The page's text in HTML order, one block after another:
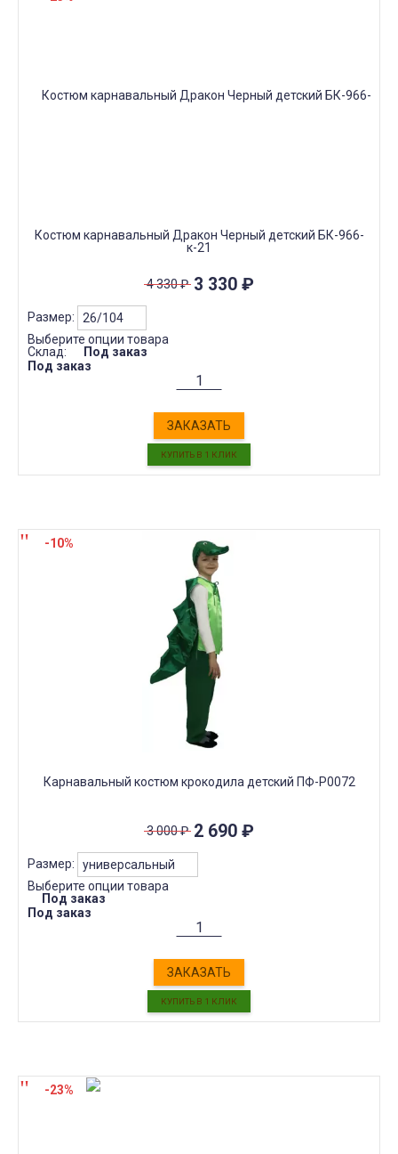
Костюм карнавальный Дракон Черный детский БК-966-
к-21
4 330₽ 3 330 ₽
Размер:
Выберите опции товара
Склад:
Под заказ
Под заказ
ЗАКАЗАТЬ
Карнавальный костюм крокодила детский ПФ-P0072
3 000₽ 2 690 ₽
Размер:
Выберите опции товара
Под заказ
Под заказ
ЗАКАЗАТЬ
-10%
-23%